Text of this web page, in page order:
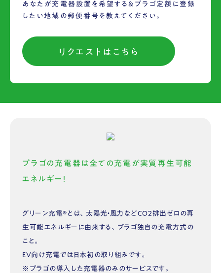
あなたが充電器設置を希望する&プラゴ定額に登録
したい地域の郵便番号を教えてください。
リクエストはこちら
プラゴの充電器は全ての充電が実質再生可能
エネルギー！
グリーン充電®︎とは、太陽光・風力などCO2排出ゼロの再
生可能エネルギーに由来する、プラゴ独自の充電方式の
こと。
EV向け充電では日本初の取り組みです。
※プラゴの導入した充電器のみのサービスです。